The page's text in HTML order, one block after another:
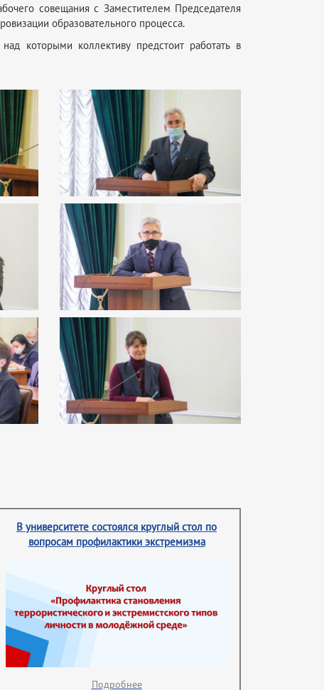
совещания с Заместителем Председателя
образовательного процесса.
которыми коллективу предстоит работать в
В университете состоялся круглый стол по
вопросам профилактики экстремизма
Подробнее